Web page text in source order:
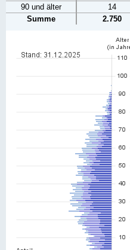
90 und älter
14
Summe
2.750